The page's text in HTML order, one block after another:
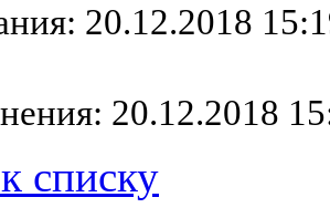
20.12.2018
20.12.2018
списку